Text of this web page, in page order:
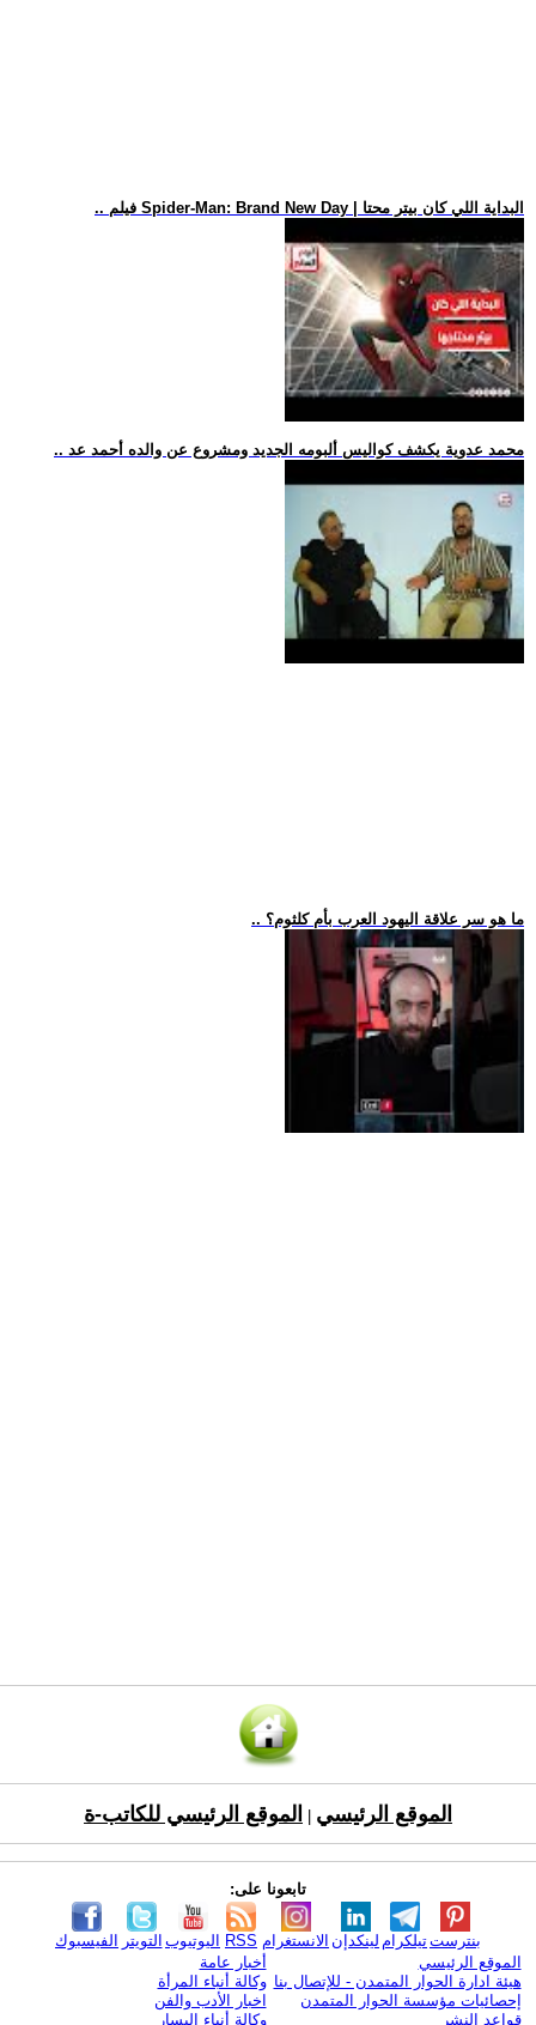
.. فيلم Spider-Man: Brand New Day | البداية اللي كان بيتر محتا
.. محمد عدوية يكشف كواليس ألبومه الجديد ومشروع عن والده أحمد عد
.. ما هو سر علاقة اليهود العرب بأم كلثوم؟
الموقع الرئيسي الموقع الرئيسي للكاتب-ة
تابعونا على:
الفيسبوك التويتر اليوتيوب RSS الانستغرام لينكدإن تيلكرامبنترست
الموقع الرئيسي
هيئة ادارة الحوار المتمدن - للإتصال بنا
إحصائيات مؤسسة الحوار المتمدن
قواعد النشر
أخبار عامة
وكالة أنباء المرأة
اخبار الأدب والفن
وكالة أنباء اليسار